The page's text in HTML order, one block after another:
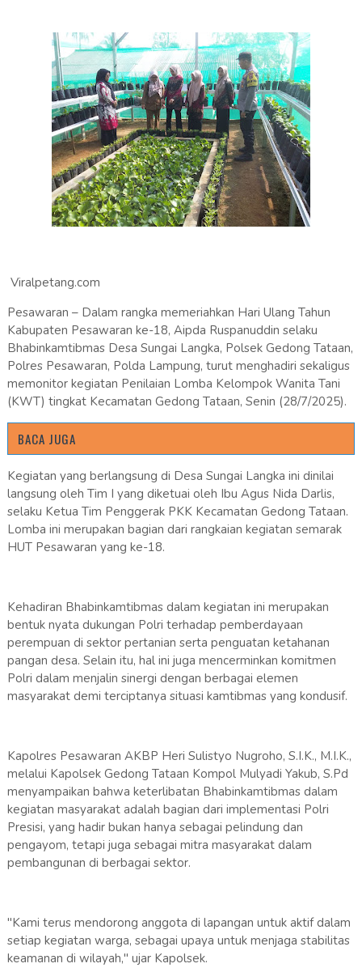
Viralpetang.com
Pesawaran – Dalam rangka memeriahkan Hari Ulang Tahun
Kabupaten Pesawaran ke-18, Aipda Ruspanuddin selaku
Bhabinkamtibmas Desa Sungai Langka, Polsek Gedong Tataan,
Polres Pesawaran, Polda Lampung, turut menghadiri sekaligus
memonitor kegiatan Penilaian Lomba Kelompok Wanita Tani
(KWT) tingkat Kecamatan Gedong Tataan, Senin (28/7/2025).
BACA JUGA
Kegiatan yang berlangsung di Desa Sungai Langka ini dinilai
langsung oleh Tim I yang diketuai oleh Ibu Agus Nida Darlis,
selaku Ketua Tim Penggerak PKK Kecamatan Gedong Tataan.
Lomba ini merupakan bagian dari rangkaian kegiatan semarak
HUT Pesawaran yang ke-18.
Kehadiran Bhabinkamtibmas dalam kegiatan ini merupakan
bentuk nyata dukungan Polri terhadap pemberdayaan
perempuan di sektor pertanian serta penguatan ketahanan
pangan desa. Selain itu, hal ini juga mencerminkan komitmen
Polri dalam menjalin sinergi dengan berbagai elemen
masyarakat demi terciptanya situasi kamtibmas yang kondusif.
Kapolres Pesawaran AKBP Heri Sulistyo Nugroho, S.I.K., M.I.K.,
melalui Kapolsek Gedong Tataan Kompol Mulyadi Yakub, S.Pd
menyampaikan bahwa keterlibatan Bhabinkamtibmas dalam
kegiatan masyarakat adalah bagian dari implementasi Polri
Presisi, yang hadir bukan hanya sebagai pelindung dan
pengayom, tetapi juga sebagai mitra masyarakat dalam
pembangunan di berbagai sektor.
"Kami terus mendorong anggota di lapangan untuk aktif dalam
setiap kegiatan warga, sebagai upaya untuk menjaga stabilitas
keamanan di wilayah," ujar Kapolsek.